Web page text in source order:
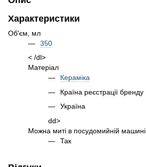
Характеристики
Об'єм, мл
350
< /dl>
Матеріал
Кераміка
Країна реєстрації бренду
Україна
dd>
Можна миті в посудомийній машині
Так